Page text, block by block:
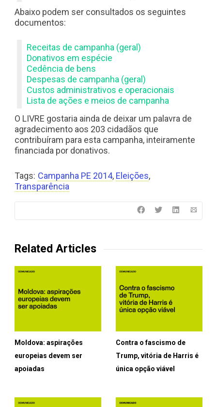
Abaixo podem ser consultados os seguintes
documentos:
Receitas de campanha (geral)
Donativos em espécie
Cedência de bens
Despesas de campanha (geral)
Custos administrativos e operacionais
Lista de ações e meios de campanha
O LIVRE gostaria ainda de deixar um palavra de
agradecimento aos 203 cidadãos que
contribuíram para esta campanha, inteiramente
financiada por donativos.
Tags: Campanha PE 2014, Eleições,
Transparência
Related Articles
Moldova: aspirações
europeias devem ser
apoiadas
Contra o fascismo de
Trump, vitória de Harris é
única opção viável